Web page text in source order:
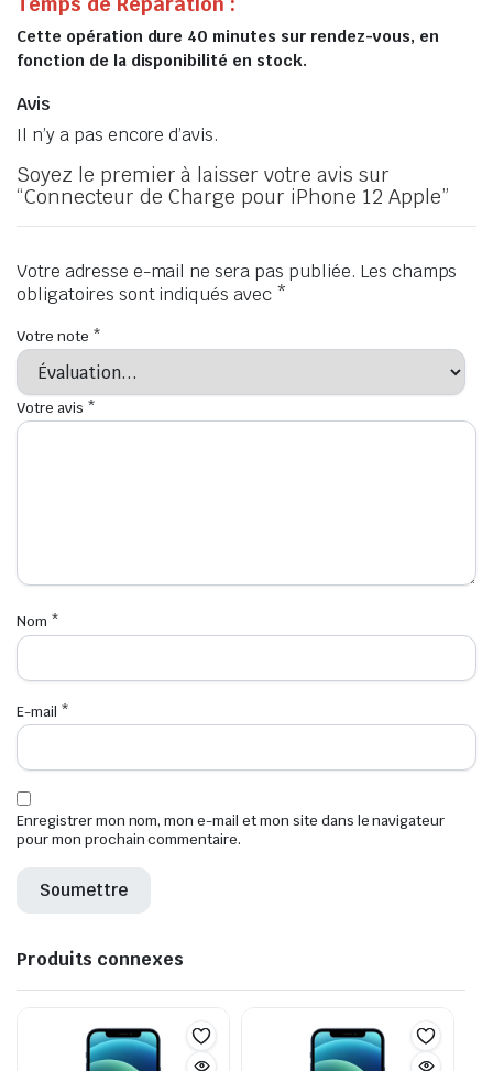
Cette opération dure 40 minutes sur rendez-vous, en
fonction de la disponibilité en stock.
Avis
Il n’y a pas encore d’avis.
Soyez le premier à laisser votre avis sur
“Connecteur de Charge pour iPhone 12 Apple”
Votre adresse e-mail ne sera pas publiée. Les champs
obligatoires sont indiqués avec *
Votre note *
Votre avis *
Nom *
E-mail *
Enregistrer mon nom, mon e-mail et mon site dans le navigateur
pour mon prochain commentaire.
Produits connexes